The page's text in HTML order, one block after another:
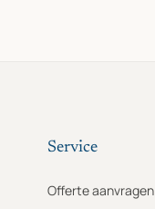
Service
Offerte aanvragen